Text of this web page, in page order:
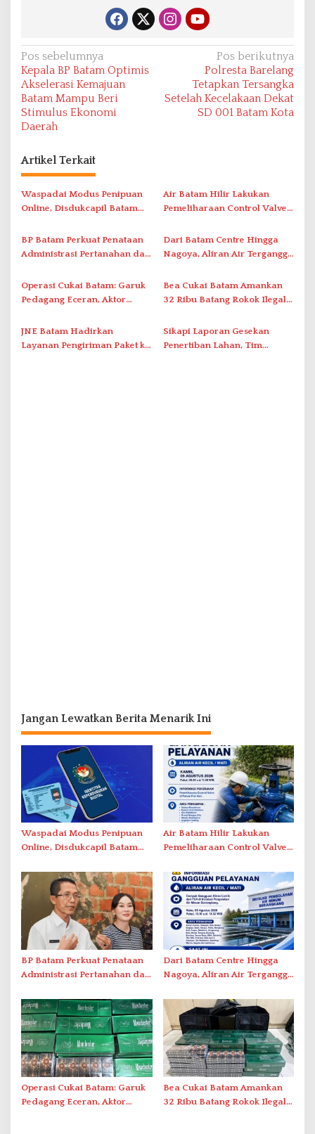
N
a
v
i
a
s
i
p
o
s
Pos sebelumnya
Kepala BP Batam Optimis
Akselerasi Kemajuan
Batam Mampu Beri
Stimulus Ekonomi
Daerah
Pos berikutnya
Polresta Barelang
Tetapkan Tersangka
Setelah Kecelakaan Dekat
SD 001 Batam Kota
Artikel Terkait
Waspadai Modus Penipuan
Online, Disdukcapil Batam
Tatap Muka
Air Batam Hilir Lakukan
Pemeliharaan Control Valve,
BP Batam Perkuat Penataan
Administrasi Pertanahan dan
Dari Batam Centre Hingga
Nagoya, Aliran Air Terganggu
Duriangkang
Operasi Cukai Batam: Garuk
Pedagang Eceran, Aktor
Tersentuh?
Bea Cukai Batam Amankan
32 Ribu Batang Rokok Ilegal
JNE Batam Hadirkan
Layanan Pengiriman Paket ke
Sikapi Laporan Gesekan
Penertiban Lahan, Tim
Jangan Lewatkan Berita Menarik Ini
Waspadai Modus Penipuan
Online, Disdukcapil Batam
Tatap Muka
Air Batam Hilir Lakukan
Pemeliharaan Control Valve,
BP Batam Perkuat Penataan
Administrasi Pertanahan dan
Dari Batam Centre Hingga
Nagoya, Aliran Air Terganggu
Duriangkang
Operasi Cukai Batam: Garuk
Pedagang Eceran, Aktor
Bea Cukai Batam Amankan
32 Ribu Batang Rokok Ilegal